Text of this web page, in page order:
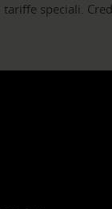
speciali.